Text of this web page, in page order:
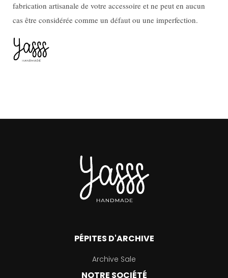
fabrication artisanale de votre accessoire et ne peut en aucun
cas être considérée comme un défaut ou une imperfection.
PÉPITES D'ARCHIVE
Archive Sale
NOTRE SOCIÉTÉ